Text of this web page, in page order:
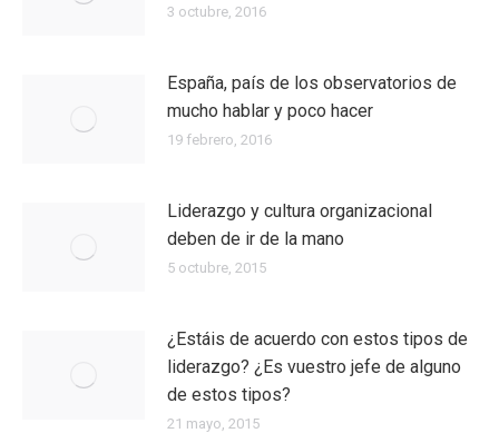
3 octubre, 2016
España, país de los observatorios de
mucho hablar y poco hacer
19 febrero, 2016
Liderazgo y cultura organizacional
deben de ir de la mano
5 octubre, 2015
¿Estáis de acuerdo con estos tipos de
liderazgo? ¿Es vuestro jefe de alguno
de estos tipos?
21 mayo, 2015